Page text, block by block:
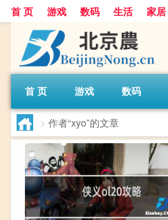
首 页 游戏 数码 生活 家居
首 页 游戏 数码
> 作者“xyo”的文章